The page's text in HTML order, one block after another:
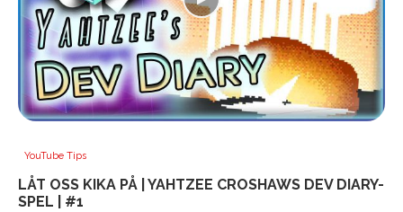
YouTube Tips
LÅT OSS KIKA PÅ | YAHTZEE CROSHAWS DEV DIARY-
SPEL | #1